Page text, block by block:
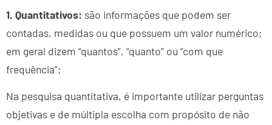
1. Quantitativos: são informações que podem ser
contadas, medidas ou que possuem um valor numérico;
em geral dizem “quantos”, “quanto” ou “com que
frequência”;
Na pesquisa quantitativa, é importante utilizar perguntas
objetivas e de múltipla escolha com propósito de não